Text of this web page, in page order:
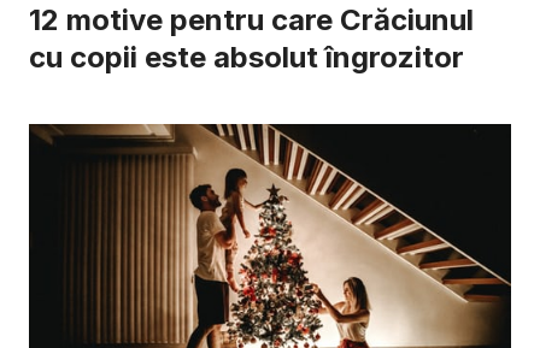
12 motive pentru care Crăciunul
cu copii este absolut îngrozitor